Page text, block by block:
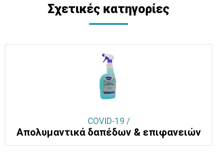
Σχετικές κατηγορίες
COVID-19 /
Απολυμαντικά δαπέδων & επιφανειών